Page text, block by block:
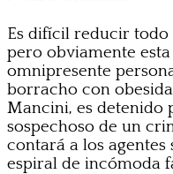
Es difícil reducir todo
pero obviamente
omnipresente
borracho con
Mancini, es detenido
sospechoso de un
contará a los
espiral de incómoda